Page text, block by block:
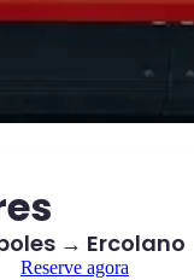
→ Ercolano
Reserve agora